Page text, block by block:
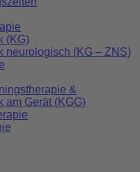
(KG)
neurologisch (KG – ZNS)
&
am Gerät (KGG)